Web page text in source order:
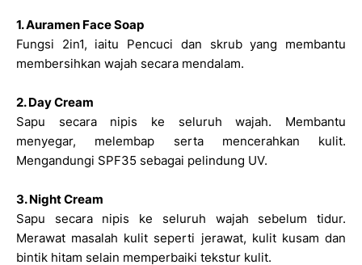
1. Auramen Face Soap
Fungsi 2in1, iaitu Pencuci dan skrub yang membantu
membersihkan wajah secara mendalam.
2. Day Cream
Sapu secara nipis ke seluruh wajah. Membantu
menyegar, melembap serta mencerahkan kulit.
Mengandungi SPF35 sebagai pelindung UV.
3. Night Cream
Sapu secara nipis ke seluruh wajah sebelum tidur.
Merawat masalah kulit seperti jerawat, kulit kusam dan
bintik hitam selain memperbaiki tekstur kulit.